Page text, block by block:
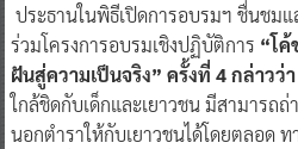
ประธานในพิธีเปิดการอบรมฯ ชื่นชมแ
ร่วมโครงการอบรมเชิงปฏิบัติการ “โค้
ฝันสู่ความเป็นจริง” ครั้งที่ 4 กล่าวว่
ใกล้ชิดกับเด็กและเยาวชน มีสามารถถ่
นอกตำราให้กับเยาวชนได้โดยตลอด